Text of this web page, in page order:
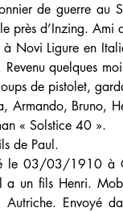
de guerre au
près d’Inzing. Ami
Novi Ligure en
quelques
de pistolet,
Armando, Bruno,
« Solstice 40 ».
de Paul.
le 03/03/1910 à
un fils Henri.
Autriche. Envoyé